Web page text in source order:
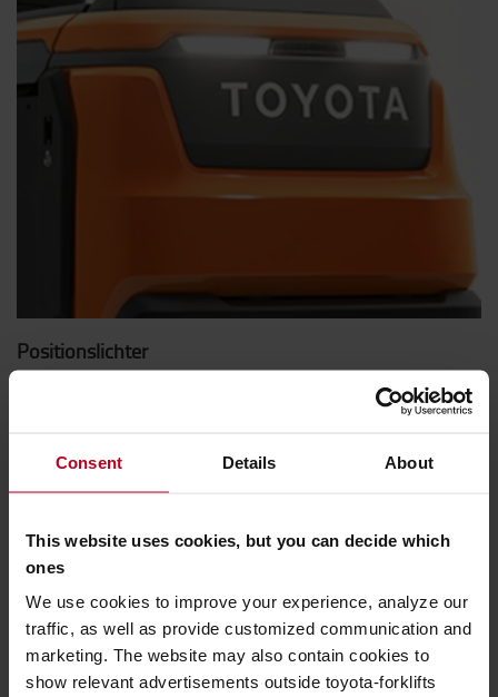
Consent Details About
This website uses cookies, but you can decide which
ones
We use cookies to improve your experience, analyze our
traffic, as well as provide customized communication and
marketing. The website may also contain cookies to
show relevant advertisements outside toyota-forklifts
Positionslichter
Für mehr Sicherheit im Lagerbetrieb können integrierte
Positionslichter und blaue oder rote Warnleuchten als
leuchten auf, wenn der Bediener auf dem Kommissionierer
steht. Blaue oder rote Warnleuchten projizieren einen
Anwesenheit des Flurförderzeugs aufmerksam zu machen.